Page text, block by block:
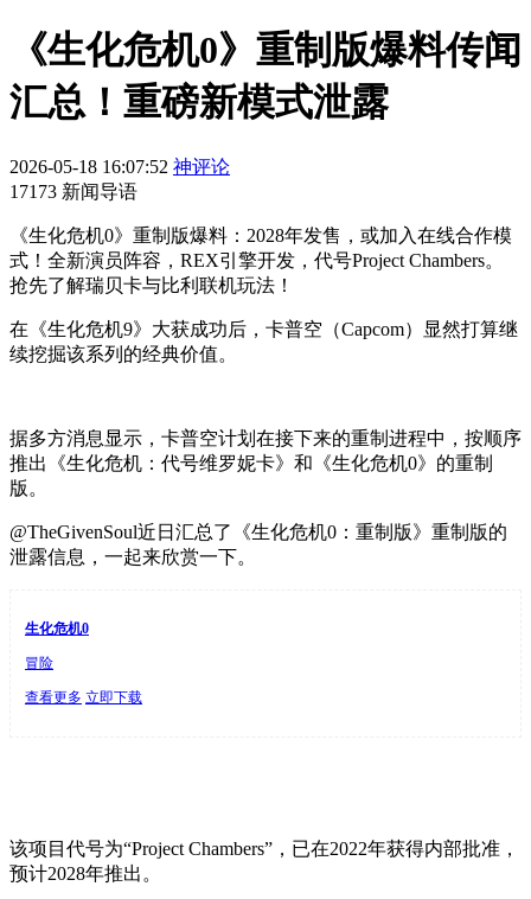
《生化危机0》重制版爆料传闻
汇总！重磅新模式泄露
2026-05-18 16:07:52 神评论
17173 新闻导语
《生化危机0》重制版爆料：2028年发售，或加入在线合作模
式！全新演员阵容，REX引擎开发，代号Project Chambers。
抢先了解瑞贝卡与比利联机玩法！
在《生化危机9》大获成功后，卡普空（Capcom）显然打算继
续挖掘该系列的经典价值。
据多方消息显示，卡普空计划在接下来的重制进程中，按顺序
推出《生化危机：代号维罗妮卡》和《生化危机0》的重制
版。
@TheGivenSoul近日汇总了《生化危机0：重制版》重制版的
泄露信息，一起来欣赏一下。
生化危机0
冒险
查看更多 立即下载
该项目代号为“Project Chambers”，已在2022年获得内部批准，
预计2028年推出。